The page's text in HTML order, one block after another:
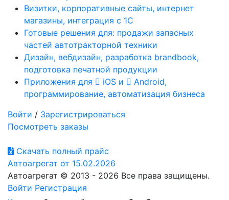
Визитки, корпоративные сайты, интернет
магазины, интеграция с 1С
Готовые решения для: продажи запасных
частей автотракторной техники
Дизайн, вебдизайн, разработка brandbook,
подготовка печатной продукции
Приложения для
iOS и
Android,
программирование, автоматизация бизнеса
Войти / Зарегистрироваться
Посмотреть заказы
Скачать полный прайс
Автоагрегат от 15.02.2026
Автоагрегат © 2013 - 2026 Все права защищены.
Войти Регистрация